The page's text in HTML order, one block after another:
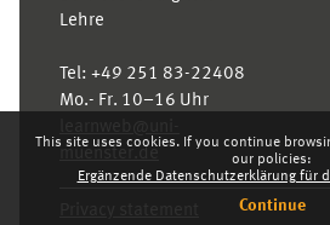
This site uses cookies. If you continue
our policies:
Ergänzende Datenschutzerklärung für
Continue
Lehre
Tel: +49 251 83-22408
Mo.- Fr. 10–16 Uhr